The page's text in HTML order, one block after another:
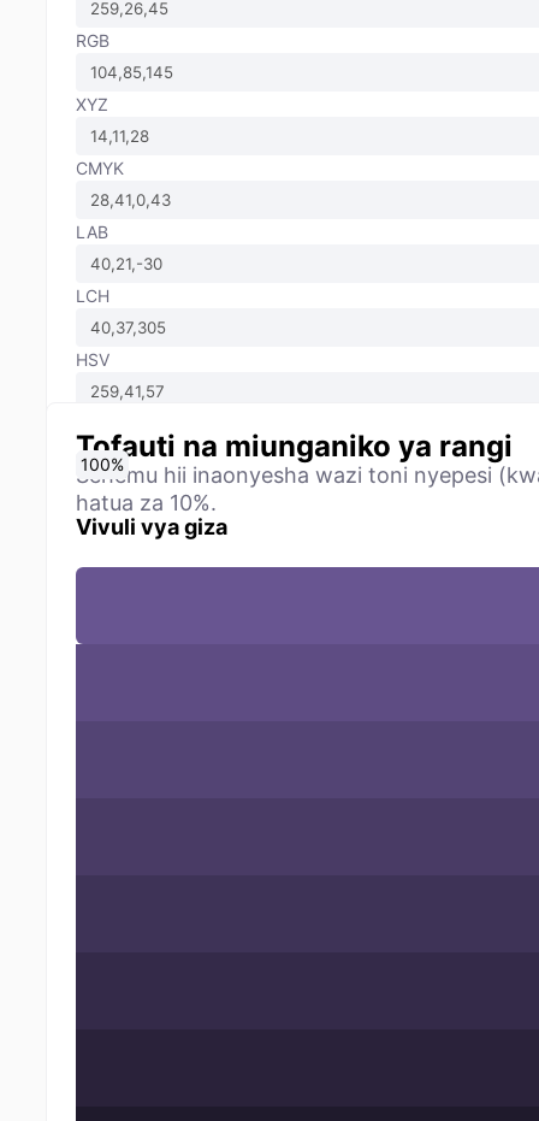
RGB
XYZ
CMYK
LAB
LCH
HSV
Tofauti na miunganiko ya rangi
Sehemu hii inaonyesha wazi toni nyepesi
hatua za 10%.
Vivuli vya giza
0%
10%
20%
30%
40%
50%
60%
70%
80%
90%
100%